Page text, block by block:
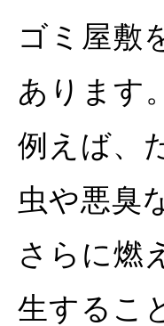
ゴミ屋敷
あります。
例えば、
虫や悪臭
さらに燃
生するこ